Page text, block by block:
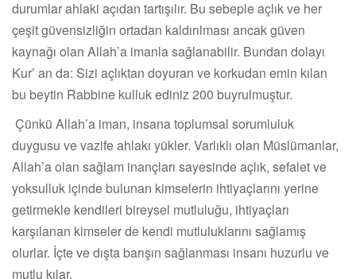
durumlar ahlaki açıdan tartışılır. Bu sebeple açlık ve her
çeşit güvensizliğin ortadan kaldırılması ancak güven
kaynağı olan Allah’a imanla sağlanabilir. Bundan dolayı
Kur’ an da: Sizi açlıktan doyuran ve korkudan emin kılan
bu beytin Rabbine kulluk ediniz 200 buyrulmuştur.
Çünkü Allah’a iman, insana toplumsal sorumluluk
duygusu ve vazife ahlakı yükler. Varlıklı olan Müslümanlar,
Allah’a olan sağlam inançları sayesinde açlık, sefalet ve
yoksulluk içinde bulunan kimselerin ihtiyaçlarını yerine
getirmekle kendileri bireysel mutluluğu, ihtiyaçları
karşılanan kimseler de kendi mutluluklarını sağlamış
olurlar. İçte ve dışta barışın sağlanması insanı huzurlu ve
mutlu kılar.